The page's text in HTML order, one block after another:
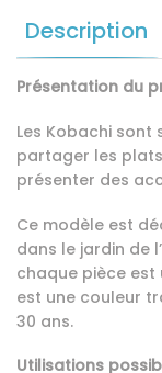
Description
Présentation du
Les Kobachi sont
partager les
présenter des
Ce modèle est
dans le jardin de
chaque pièce est
est une couleur
30 ans.
Utilisations